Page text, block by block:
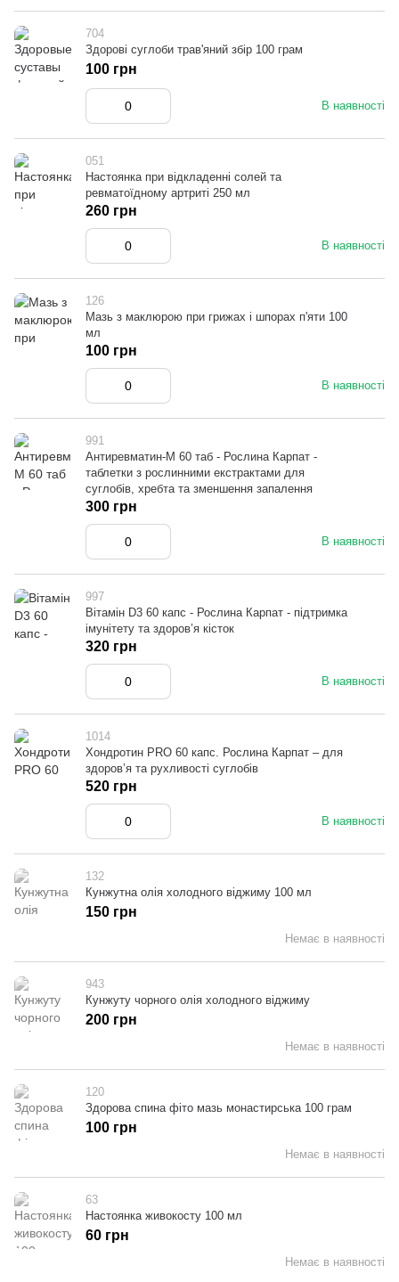
704
Здорові суглоби трав'яний збір 100 грам
В наявності
100 грн
051
Настоянка при відкладенні солей та
ревматоїдному артриті 250 мл
В наявності
260 грн
126
Мазь з маклюрою при грижах і шпорах п'яти 100
мл
В наявності
100 грн
991
Антиревматин-M 60 таб - Рослина Карпат -
таблетки з рослинними екстрактами для
суглобів, хребта та зменшення запалення
В наявності
300 грн
997
Вітамін D3 60 капс - Рослина Карпат - підтримка
імунітету та здоров’я кісток
В наявності
320 грн
1014
Хондротин PRO 60 капс. Рослина Карпат – для
здоров’я та рухливості суглобів
В наявності
520 грн
132
Кунжутна олія холодного віджиму 100 мл
Немає в наявності
150 грн
943
Кунжуту чорного олія холодного віджиму
Немає в наявності
200 грн
120
Здорова спина фіто мазь монастирська 100 грам
Немає в наявності
100 грн
63
Настоянка живокосту 100 мл
Немає в наявності
60 грн